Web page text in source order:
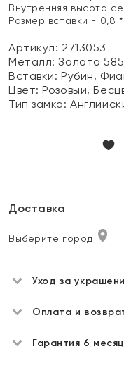
Внутренняя высота
Размер вставки - 0,8
Артикул: 2713053
Металл:Золото 585
Вставки:Рубин,
Цвет:Розовый,
Тип замка:
Доставка
Выберите город
Уход за
Оплата и
Гарантия 6